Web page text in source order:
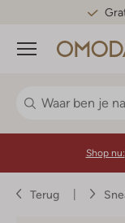
Menu
Shop nu:
Terug